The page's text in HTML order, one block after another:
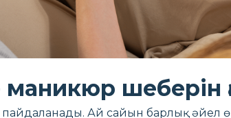
шеберін
пайдаланады. Ай сайын барлық әйел